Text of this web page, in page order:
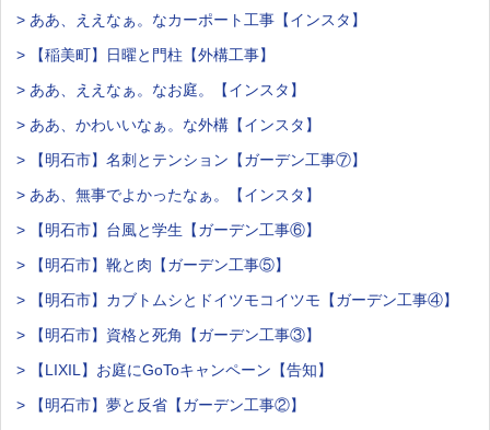
> ああ、ええなぁ。なカーポート工事【インスタ】
> 【稲美町】日曜と門柱【外構工事】
> ああ、ええなぁ。なお庭。【インスタ】
> ああ、かわいいなぁ。な外構【インスタ】
> 【明石市】名刺とテンション【ガーデン工事⑦】
> ああ、無事でよかったなぁ。【インスタ】
> 【明石市】台風と学生【ガーデン工事⑥】
> 【明石市】靴と肉【ガーデン工事⑤】
> 【明石市】カブトムシとドイツモコイツモ【ガーデン工事④】
> 【明石市】資格と死角【ガーデン工事③】
> 【LIXIL】お庭にGoToキャンペーン【告知】
> 【明石市】夢と反省【ガーデン工事②】